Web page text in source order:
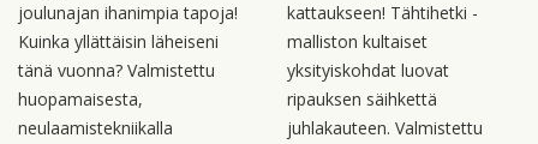
joulunajan ihanimpia tapoja!
Kuinka yllättäisin läheiseni
tänä vuonna? Valmistettu
huopamaisesta,
neulaamistekniikalla
kattaukseen! Tähtihetki -
malliston kultaiset
yksityiskohdat luovat
ripauksen säihkettä
juhlakauteen. Valmistettu